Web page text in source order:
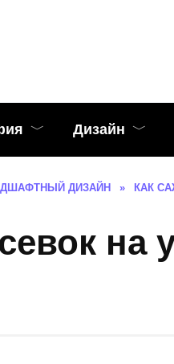
Дизайн
ДИЗАЙН » КАК
на